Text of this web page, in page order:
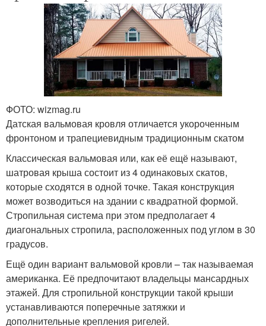
ФОТО: wizmag.ru
Датская вальмовая кровля отличается укороченным
фронтоном и трапециевидным традиционным скатом
Классическая вальмовая или, как её ещё называют,
шатровая крыша состоит из 4 одинаковых скатов,
которые сходятся в одной точке. Такая конструкция
может возводиться на здании с квадратной формой.
Стропильная система при этом предполагает 4
диагональных стропила, расположенных под углом в 30
градусов.
Ещё один вариант вальмовой кровли – так называемая
американка. Её предпочитают владельцы мансардных
этажей. Для стропильной конструкции такой крыши
устанавливаются поперечные затяжки и
дополнительные крепления ригелей.